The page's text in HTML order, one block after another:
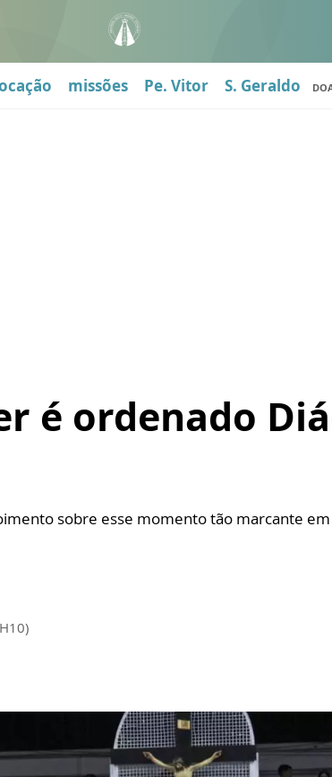
missões Pe. Vitor S. Geraldo
é ordenado
sobre esse momento tão marcante